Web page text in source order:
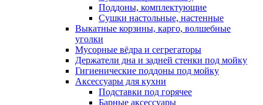
Поддоны, комплектующие
Сушки настольные, настенные
Выкатные корзины, карго, волшебные
уголки
Мусорные вёдра и сегрегаторы
Держатели дна и задней стенки под мойку
Гигиенические поддоны под мойку
Аксессуары для кухни
Подставки под горячее
Барные аксессуары